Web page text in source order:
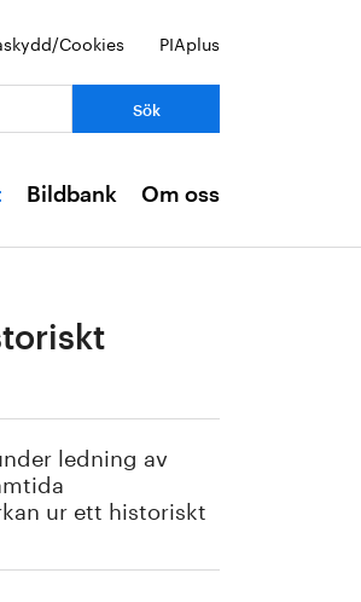
Cookies PIAplus
Bildbank Om oss
ledning av
ur ett historiskt